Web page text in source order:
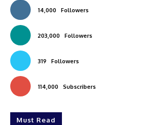
14,000 Followers
203,000 Followers
319 Followers
114,000 Subscribers
Must Read